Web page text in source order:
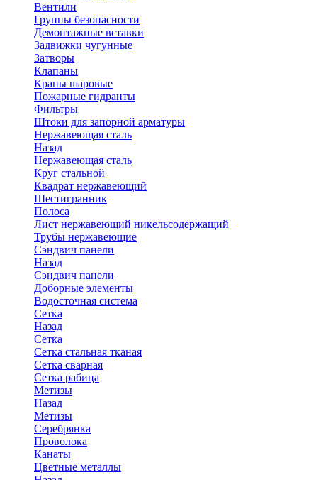
Вентили
Группы безопасности
Демонтажные вставки
Задвижки чугунные
Затворы
Клапаны
Краны шаровые
Пожарные гидранты
Фильтры
Штоки для запорной арматуры
Нержавеющая сталь
Назад
Нержавеющая сталь
Круг стальной
Квадрат нержавеющий
Шестигранник
Полоса
Лист нержавеющий никельсодержащий
Трубы нержавеющие
Сэндвич панели
Назад
Сэндвич панели
Доборные элементы
Водосточная система
Сетка
Назад
Сетка
Сетка стальная тканая
Сетка сварная
Сетка рабица
Метизы
Назад
Метизы
Серебрянка
Проволока
Канаты
Цветные металлы